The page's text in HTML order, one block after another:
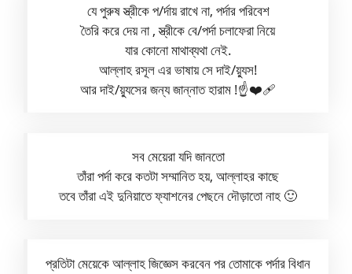
যে পুরুষ স্ত্রীকে প/র্দায় রাখে না, পর্দার পরিবেশ
তৈরি করে দেয় না , স্ত্রীকে বে/পর্দা চলাফেরা নিয়ে
যার কোনো মাথাব্যথা নেই.
আল্লাহ রসূল এর ভাষায় সে দাই/য়্যুস!
আর দাই/য়্যুসের জন্য জান্নাত হারাম !☝️❤️‍🩹
সব মেয়েরা যদি জানতো
তাঁরা পর্দা করে কতটা সম্মানিত হয়, আল্লাহর কাছে
তবে তাঁরা এই দুনিয়াতে ফ্যাশনের পেছনে দৌড়াতো নাহ 🙂
প্রতিটা মেয়েকে আল্লাহ জিজ্ঞেস করবেন পর তোমাকে পর্দার বিধান